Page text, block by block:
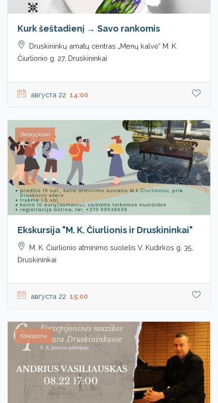
Kurk šeštadienį → Savo rankomis
Druskininkų amatų centras „Menų kalvė“ M. K.
Čiurlionio g. 27, Druskininkai
августа 22 14:00
Экскурсии
Ekskursija "M. K. Čiurlionis ir Druskininkai"
M. K. Čiurlionio atminimo suolelis V. Kudirkos g. 35,
Druskininkai
августа 22 15:00
Концерты